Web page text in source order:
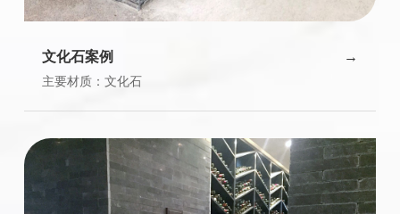
文化石案例
主要材质：文化石